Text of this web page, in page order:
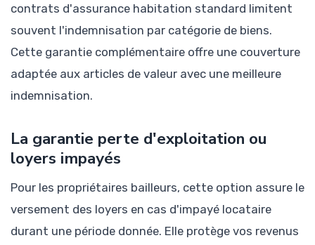
contrats d'assurance habitation standard limitent
souvent l'indemnisation par catégorie de biens.
Cette garantie complémentaire offre une couverture
adaptée aux articles de valeur avec une meilleure
indemnisation.
La garantie perte d'exploitation ou
loyers impayés
Pour les propriétaires bailleurs, cette option assure le
versement des loyers en cas d'impayé locataire
durant une période donnée. Elle protège vos revenus